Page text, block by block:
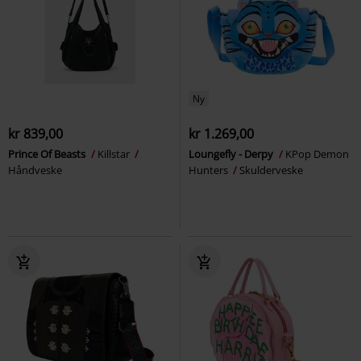
kr 839,00
Prince Of Beasts
Killstar
Håndveske
Ny
kr 1.269,00
Loungefly - Derpy
KPop Demon
Hunters
Skulderveske